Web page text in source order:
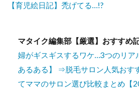
【育児絵日記】禿げてる…!?
マタイク編集部【厳選】おすすめ
婦がギスギスするワケ…3つのリア
あるある】
⇒脱毛サロン人気おす
てママのサロン選び比較まとめ【